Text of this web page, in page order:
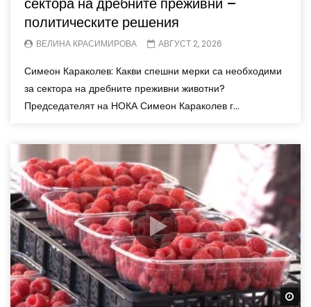
политическите решения
ВЕЛИНА КРАСИМИРОВА АВГУСТ 2, 2026
Симеон Караколев: Какви спешни мерки са необходими
за сектора на дребните преживни животни?
Председателят на НОКА Симеон Караколев г...